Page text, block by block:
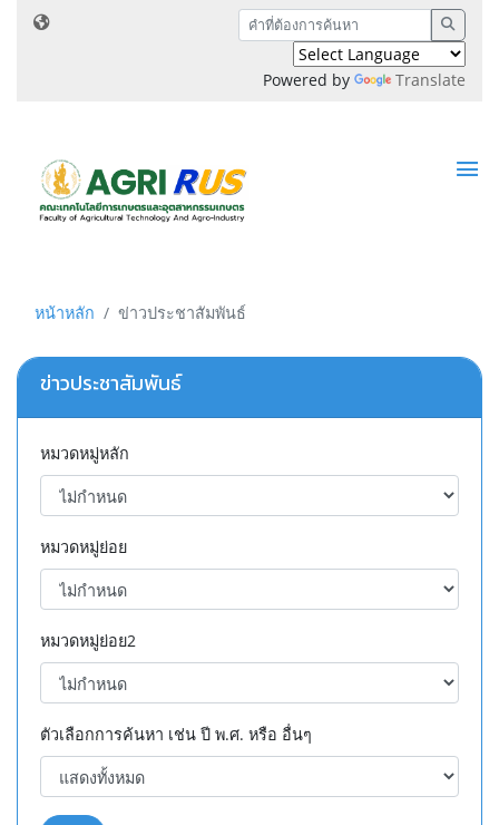
Powered by Translate
หน้าหลัก ข่าวประชาสัมพันธ์
ข่าวประชาสัมพันธ์
หมวดหมู่หลัก
หมวดหมู่ย่อย
หมวดหมู่ย่อย2
ตัวเลือกการค้นหา เช่น ปี พ.ศ. หรือ อื่นๆ